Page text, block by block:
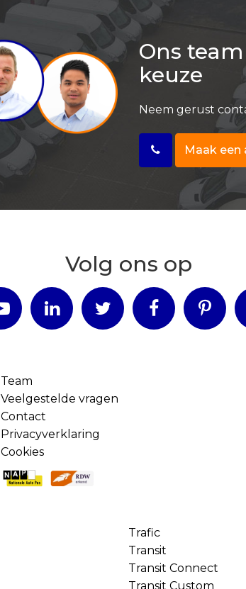
Ons
keuze
Neem gerust
Maak een
Volg ons op
Team
Veelgestelde vragen
Contact
Privacyverklaring
Cookies
Trafic
Transit
Transit Connect
Transit Custom